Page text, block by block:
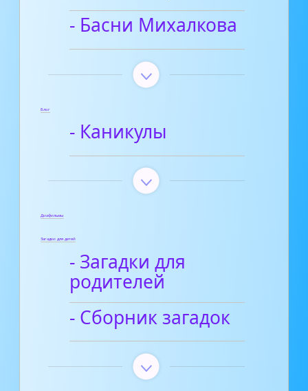
- Басни Михалкова
Блог
- Каникулы
Диафильмы
Загадки для детей
- Загадки для
родителей
- Сборник загадок